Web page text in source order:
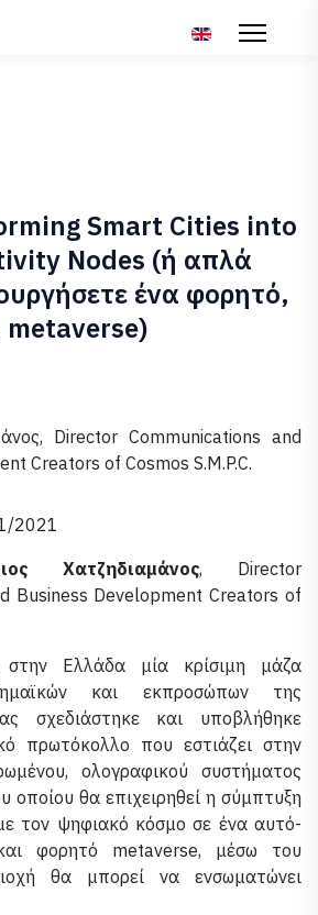
Επιλέξτε τη
Smart Cities into
Nodes (ή απλά
ένα φορητό,
metaverse)
Director Communications and
Creators of Cosmos S.M.P.C.
2021
Χατζηδιαμάνος, Director
Business Development Creators of
Ελλάδα μία κρίσιμη μάζα
και εκπροσώπων της
σχεδιάστηκε και υποβλήθηκε
πρωτόκολλο που εστιάζει στην
ολογραφικού συστήματος
οποίου θα επιχειρηθεί η σύμπτυξη
τον ψηφιακό κόσμο σε ένα αυτό-
φορητό metaverse, μέσω του
θα μπορεί να ενσωματώνει